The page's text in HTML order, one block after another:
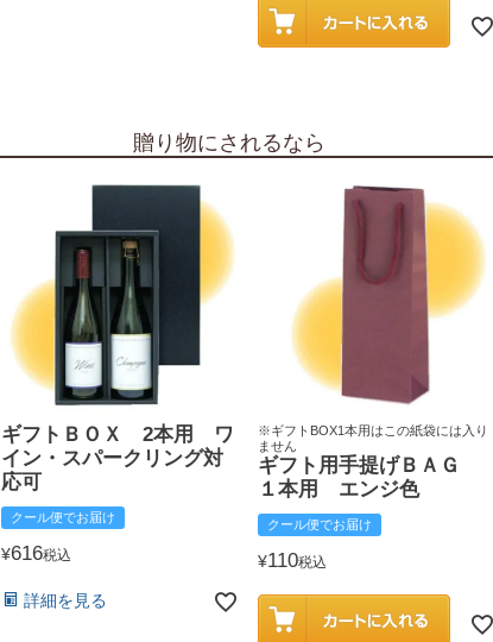
贈り物にされるなら
ギフトＢＯＸ 2本用 ワ
イン・スパークリング対
応可
クール便でお届け
¥616税込
詳細を見る
※ギフトBOX1本用はこの紙袋には入り
ません
ギフト用手提げＢＡＧ
１本用 エンジ色
クール便でお届け
¥110税込